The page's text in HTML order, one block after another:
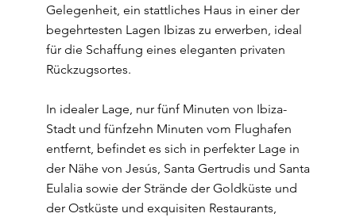
Gelegenheit, ein stattliches Haus in einer der
begehrtesten Lagen Ibizas zu erwerben, ideal
für die Schaffung eines eleganten privaten
Rückzugsortes.
In idealer Lage, nur fünf Minuten von Ibiza-
Stadt und fünfzehn Minuten vom Flughafen
entfernt, befindet es sich in perfekter Lage in
der Nähe von Jesús, Santa Gertrudis und Santa
Eulalia sowie der Strände der Goldküste und
der Ostküste und exquisiten Restaurants,